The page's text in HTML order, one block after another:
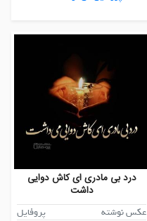
درد بی مادری ای کاش دوایی
داشت
عکس نوشته
پروفایل